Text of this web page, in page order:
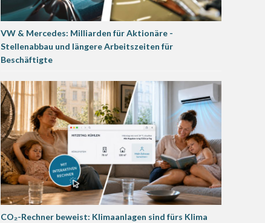
VW & Mercedes: Milliarden für Aktionäre -
Stellenabbau und längere Arbeitszeiten für
Beschäftigte
CO₂-Rechner beweist: Klimaanlagen sind fürs Klima